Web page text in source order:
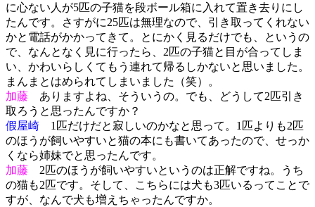
に心ない人が5匹の子猫を段ボール箱に入れて置き去りにし
たんです。さすがに25匹は無理なので、引き取ってくれない
かと電話がかかってきて。とにかく見るだけでも、というの
で、なんとなく見に行ったら、2匹の子猫と目が合ってしま
い、かわいらしくてもう連れて帰るしかないと思いました。
まんまとはめられてしまいました（笑）。
加藤 ありますよね、そういうの。でも、どうして2匹引き
取ろうと思ったんですか？
假屋崎 1匹だけだと寂しいのかなと思って。1匹よりも2匹
のほうが飼いやすいと猫の本にも書いてあったので、せっか
くなら姉妹でと思ったんです。
加藤 2匹のほうが飼いやすいというのは正解ですね。うち
の猫も2匹です。そして、こちらには犬も3匹いるってことで
すが、なんで犬も増えちゃったんですか。